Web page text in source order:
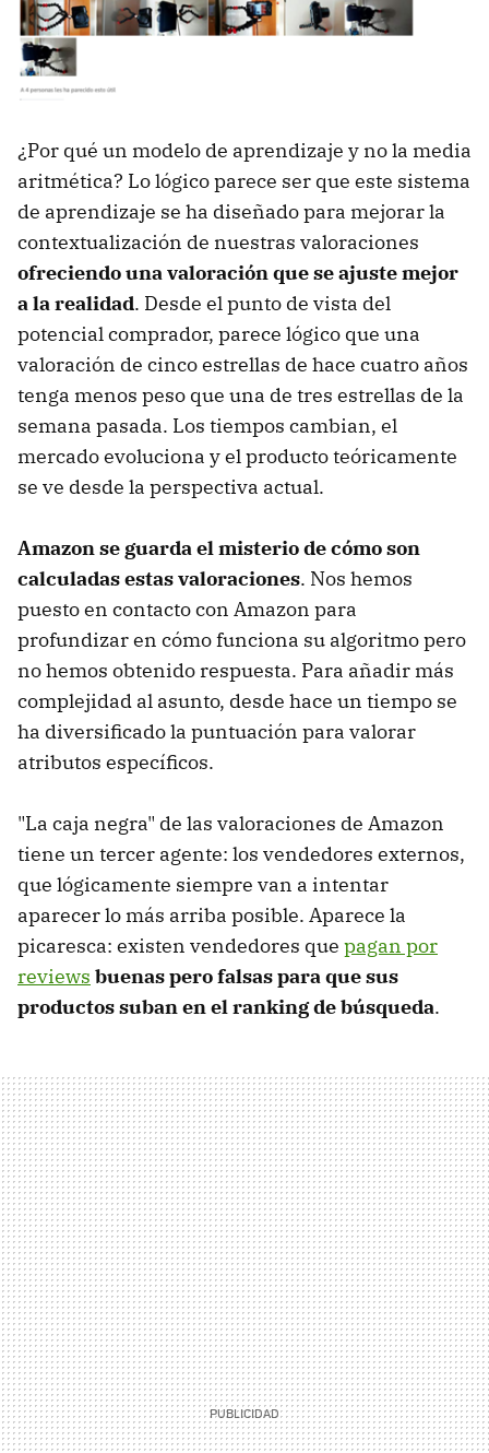
¿Por qué un modelo de aprendizaje y no la media
aritmética? Lo lógico parece ser que este sistema
de aprendizaje se ha diseñado para mejorar la
contextualización de nuestras valoraciones
ofreciendo una valoración que se ajuste mejor
a la realidad. Desde el punto de vista del
potencial comprador, parece lógico que una
valoración de cinco estrellas de hace cuatro años
tenga menos peso que una de tres estrellas de la
semana pasada. Los tiempos cambian, el
mercado evoluciona y el producto teóricamente
se ve desde la perspectiva actual.
Amazon se guarda el misterio de cómo son
calculadas estas valoraciones. Nos hemos
puesto en contacto con Amazon para
profundizar en cómo funciona su algoritmo pero
no hemos obtenido respuesta. Para añadir más
complejidad al asunto, desde hace un tiempo se
ha diversificado la puntuación para valorar
atributos específicos.
"La caja negra" de las valoraciones de Amazon
tiene un tercer agente: los vendedores externos,
que lógicamente siempre van a intentar
aparecer lo más arriba posible. Aparece la
picaresca: existen vendedores que pagan por
reviews buenas pero falsas para que sus
productos suban en el ranking de búsqueda.